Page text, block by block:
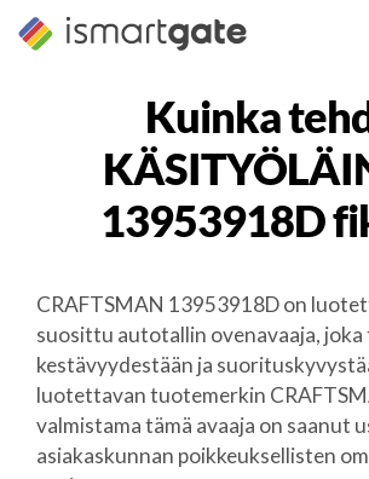
Siirry
sisältöön
Kuinka
13953918D
CRAFTSMAN 13953918D on
suosittu autotallin ovenavaaja,
kestävyydestään ja
luotettavan tuotemerkin
valmistama tämä avaaja on saanut
asiakaskunnan poikkeuksellisten